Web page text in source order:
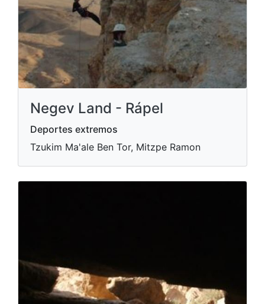
Negev Land - Rápel
Deportes extremos
Tzukim Ma'ale Ben Tor, Mitzpe Ramon